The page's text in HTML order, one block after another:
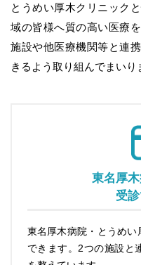
とうめい厚木クリニック
域の皆様へ質の高い医療
施設や他医療機関等と連
きるよう取り組んでまいり
東名厚
受診
東名厚木病院・とうめ
できます。2つの施設と